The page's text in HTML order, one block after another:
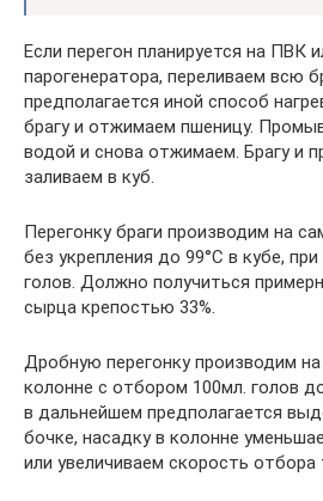
Если перегон планируется на ПВК
парогенератора, переливаем всю
предполагается иной способ
брагу и отжимаем пшеницу.
водой и снова отжимаем. Брагу и
заливаем в куб.
Перегонку браги производим на
без укрепления до 99°С в кубе,
голов. Должно получиться
сырца крепостью 33%.
Дробную перегонку производим
колонне с отбором 100мл. голов
в дальнейшем предполагается
бочке, насадку в колонне
или увеличиваем скорость отбора